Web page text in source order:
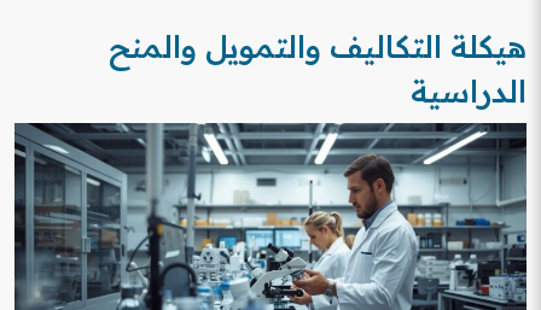
هيكلة التكاليف والتمويل والمنح
الدراسية